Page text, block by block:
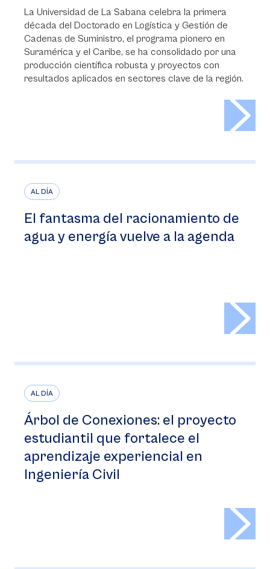
La Universidad de La Sabana celebra la primera
década del Doctorado en Logística y Gestión de
Cadenas de Suministro, el programa pionero en
Suramérica y el Caribe, se ha consolidado por una
producción científica robusta y proyectos con
resultados aplicados en sectores clave de la región.
AL DÍA
El fantasma del racionamiento de
agua y energía vuelve a la agenda
AL DÍA
Árbol de Conexiones: el proyecto
estudiantil que fortalece el
aprendizaje experiencial en
Ingeniería Civil